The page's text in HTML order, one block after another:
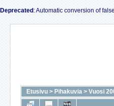
Deprecated : Automatic conversion of
Etusivu > Pihakuvia > Vuosi